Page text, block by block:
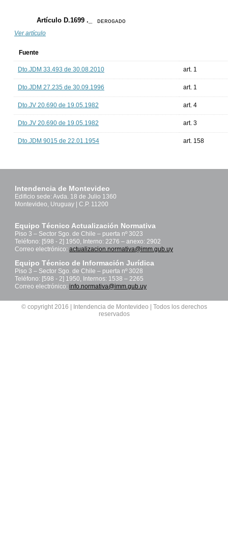
Artículo D.1699 ._ DEROGADO
Ver artículo
Fuente
Dto.JDM 33.493 de 30.08.2010 art. 1
Dto.JDM 27.235 de 30.09.1996 art. 1
Dto.JV 20.690 de 19.05.1982 art. 4
Dto.JV 20.690 de 19.05.1982 art. 3
Dto.JDM 9015 de 22.01.1954 art. 158
Intendencia de Montevideo
Edificio sede: Avda. 18 de Julio 1360
Montevideo, Uruguay | C.P. 11200
Equipo Técnico Actualización Normativa
Piso 3 – Sector Sgo. de Chile – puerta nº 3023
Teléfono: [598 - 2] 1950, Interno: 2276 – anexo: 2902
Correo electrónico: actualizacion.normativa@imm.gub.uy
Equipo Técnico de Información Jurídica
Piso 3 – Sector Sgo. de Chile – puerta nº 3028
Teléfono: [598 - 2] 1950, Internos: 1538 – 2265
Correo electrónico: info.normativa@imm.gub.uy
© copyright 2016 | Intendencia de Montevideo | Todos los derechos
reservados